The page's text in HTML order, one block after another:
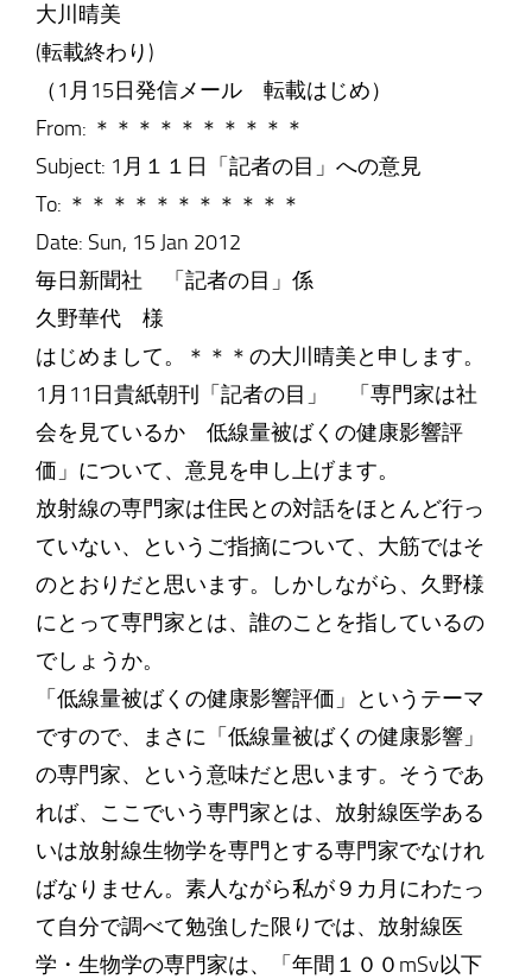
大川晴美
(転載終わり)
（1月15日発信メール 転載はじめ）
From: ＊＊＊＊＊＊＊＊＊＊
Subject: 1月１１日「記者の目」への意見
To: ＊＊＊＊＊＊＊＊＊＊＊
Date: Sun, 15 Jan 2012
毎日新聞社 「記者の目」係
久野華代 様
はじめまして。＊＊＊の大川晴美と申します。
1月11日貴紙朝刊「記者の目」 「専門家は社
会を見ているか 低線量被ばくの健康影響評
価」について、意見を申し上げます。
放射線の専門家は住民との対話をほとんど行っ
ていない、というご指摘について、大筋ではそ
のとおりだと思います。しかしながら、久野様
にとって専門家とは、誰のことを指しているの
でしょうか。
「低線量被ばくの健康影響評価」というテーマ
ですので、まさに「低線量被ばくの健康影響」
の専門家、という意味だと思います。そうであ
れば、ここでいう専門家とは、放射線医学ある
いは放射線生物学を専門とする専門家でなけれ
ばなりません。素人ながら私が９カ月にわたっ
て自分で調べて勉強した限りでは、放射線医
学・生物学の専門家は、「年間１００mSv以下